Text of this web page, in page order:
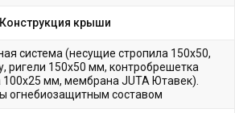
Конструкция крыши
система (несущие стропила 150х50,
ригели 150х50 мм, контробрешетка
мм, мембрана JUTA Ютавек).
огнебиозащитным составом